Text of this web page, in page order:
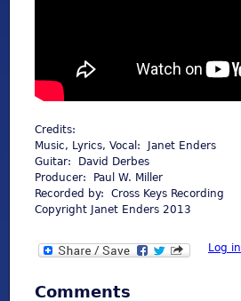
Credits:
Music, Lyrics, Vocal: Janet Enders
Guitar: David Derbes
Producer: Paul W. Miller
Recorded by: Cross Keys Recording
Copyright Janet Enders 2013
Log in
Comments